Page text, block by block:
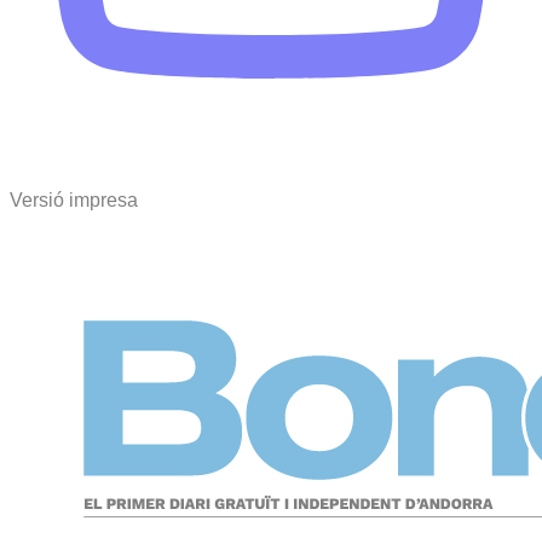
Versió impresa